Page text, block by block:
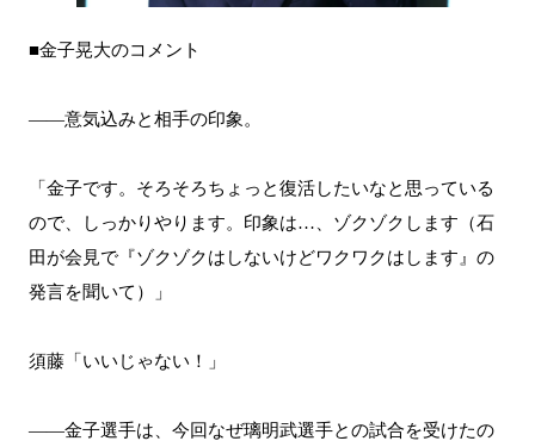
■金子晃大のコメント
――意気込みと相手の印象。
「金子です。そろそろちょっと復活したいなと思っている
ので、しっかりやります。印象は…、ゾクゾクします（石
田が会見で『ゾクゾクはしないけどワクワクはします』の
発言を聞いて）」
須藤「いいじゃない！」
――金子選手は、今回なぜ璃明武選手との試合を受けたの